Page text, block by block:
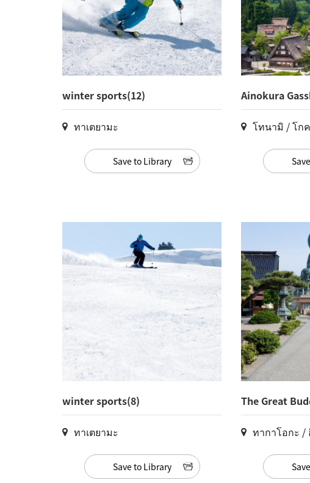
winter sports(12)
ทาเตยามะ
Save to Library
Ainokura
Village(17)
โทนามิ / โก
winter sports(8)
ทาเตยามะ
Save to Library
The Great
ทากาโอกะ /